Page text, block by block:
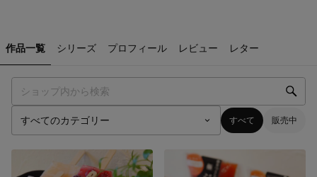
作品一覧 シリーズ プロフィール レビュー レター
すべて 販売中